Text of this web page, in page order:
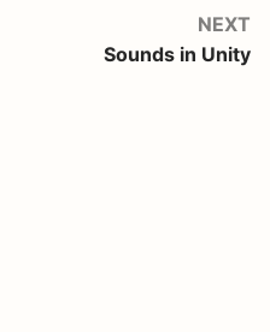
NEXT
Sounds in Unity